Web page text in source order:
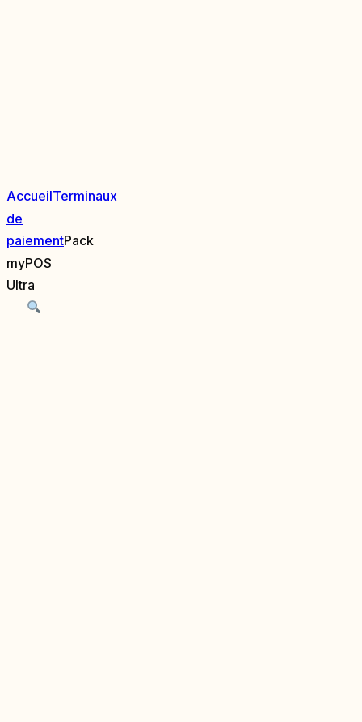
AccueilTerminaux
de
paiementPack
myPOS
Ultra